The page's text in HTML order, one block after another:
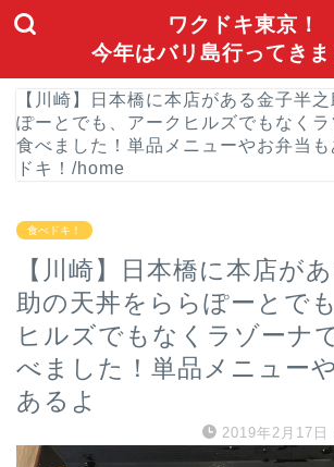
ワクドキ東京！
今年はバリ島行ってきま
【川崎】日本橋に本店がある金子半
ぽーとでも、アークヒルズでもなく
食べました！単品メニューやお弁当も
ドキ！ /home
食べドキ！
【川崎】日本橋に本店が
助の天丼をららぽーとで
ヒルズでもなくラゾーナ
べました！単品メニュー
あるよ
2019年2月17日